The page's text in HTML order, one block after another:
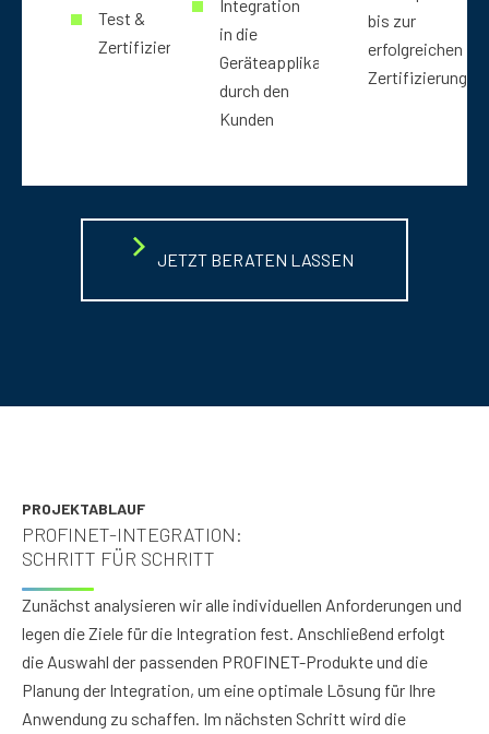
Test &
Zertifizierung
Integration
in die
Geräteapplikation
durch den
Kunden
bis zur
erfolgreichen
Zertifizierung
JETZT BERATEN LASSEN
PROJEKTABLAUF
PROFINET-INTEGRATION:
SCHRITT FÜR SCHRITT
Zunächst analysieren wir alle individuellen Anforderungen und
legen die Ziele für die Integration fest. Anschließend erfolgt
die Auswahl der passenden PROFINET-Produkte und die
Planung der Integration, um eine optimale Lösung für Ihre
Anwendung zu schaffen. Im nächsten Schritt wird die